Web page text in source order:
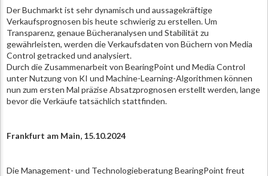
Der Buchmarkt ist sehr dynamisch und aussagekräftige
Verkaufsprognosen bis heute schwierig zu erstellen. Um
Transparenz, genaue Bücheranalysen und Stabilität zu
gewährleisten, werden die Verkaufsdaten von Büchern von Media
Control getracked und analysiert.
Durch die Zusammenarbeit von BearingPoint und Media Control
unter Nutzung von KI und Machine-Learning-Algorithmen können
nun zum ersten Mal präzise Absatzprognosen erstellt werden, lange
bevor die Verkäufe tatsächlich stattfinden.
Frankfurt am Main, 15.10.2024
Die Management- und Technologieberatung BearingPoint freut